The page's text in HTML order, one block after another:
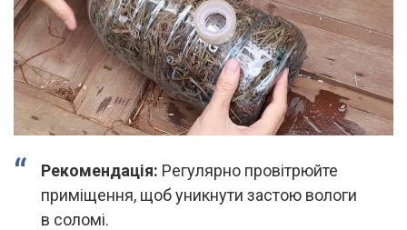
Рекомендація: Регулярно провітрюйте
приміщення, щоб уникнути застою вологи
в соломі.